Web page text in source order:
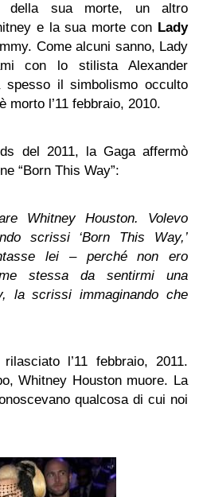
della sua morte, un altro
e la sua morte con Lady
Come alcuni sanno, Lady
con lo stilista Alexander
spesso il simbolismo occulto
morto l’11 febbraio, 2010.
del 2011, la Gaga affermò
“Born This Way”:
Whitney Houston. Volevo
scrissi ‘Born This Way,’
lei – perché non ero
stessa da sentirmi una
la scrissi immaginando che
l’11 febbraio, 2011.
Whitney Houston muore. La
qualcosa di cui noi